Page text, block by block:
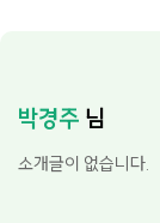
박경주 님
소개글이 없습니다.